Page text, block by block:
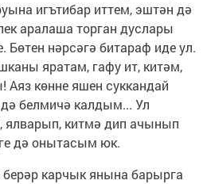
игътибар иттем, эштән дә
аралаша торган дуслары
Бөтен нәрсәгә битараф иде ул.
яратам, гафу ит, китәм,
Аяз көнне яшен суккандай
белмичә калдым... Ул
ялварып, китмә дип ачынып
дә онытасым юк.
карчык янына барырга